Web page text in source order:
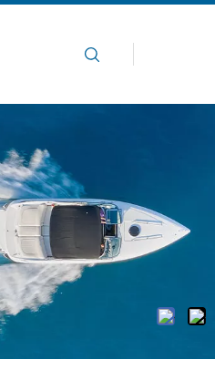
Aluminium Adalah
Katamaran
Views:0